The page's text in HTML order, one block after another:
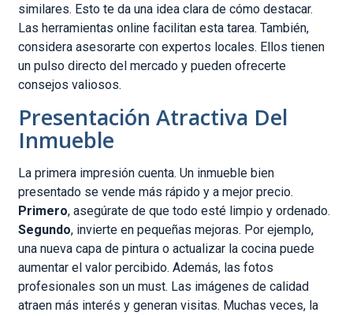
similares. Esto te da una idea clara de cómo destacar.
Las herramientas online facilitan esta tarea. También,
considera asesorarte con expertos locales. Ellos tienen
un pulso directo del mercado y pueden ofrecerte
consejos valiosos.
Presentación Atractiva Del
Inmueble
La primera impresión cuenta. Un inmueble bien
presentado se vende más rápido y a mejor precio.
Primero, asegúrate de que todo esté limpio y ordenado.
Segundo, invierte en pequeñas mejoras. Por ejemplo,
una nueva capa de pintura o actualizar la cocina puede
aumentar el valor percibido. Además, las fotos
profesionales son un must. Las imágenes de calidad
atraen más interés y generan visitas. Muchas veces, la